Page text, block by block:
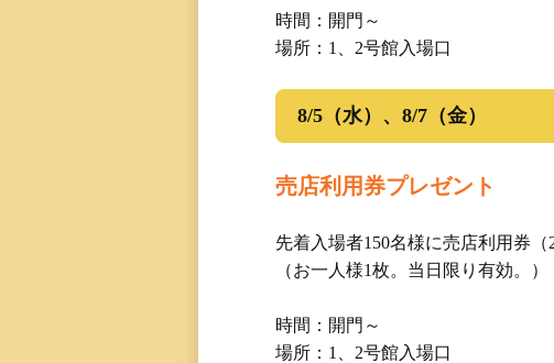
三国専属記者の
直前予想
時間：開門～
場所：1、2号館入場口
8/5（水）、8/7（金）
売店利用券プレゼント
先着入場者150名様に売店利用券（
（お一人様1枚。当日限り有効。）
時間：開門～
場所：1、2号館入場口